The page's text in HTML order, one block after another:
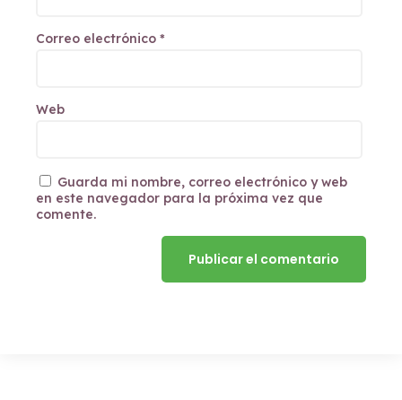
Correo electrónico *
Web
Guarda mi nombre, correo electrónico y web
en este navegador para la próxima vez que
comente.